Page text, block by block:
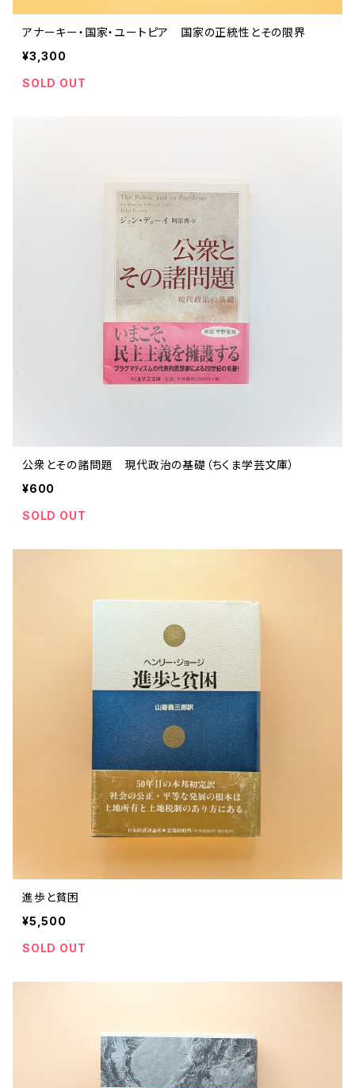
アナーキー・国家・ユートピア 国家の正統性とその限界
¥3,300
SOLD OUT
公衆とその諸問題 現代政治の基礎（ちくま学芸文庫）
¥600
SOLD OUT
進歩と貧困
¥5,500
SOLD OUT